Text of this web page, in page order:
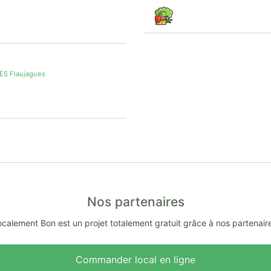
Flaujagues
Nos partenaires
Bon est un projet totalement gratuit grâce à nos
Commander local en ligne